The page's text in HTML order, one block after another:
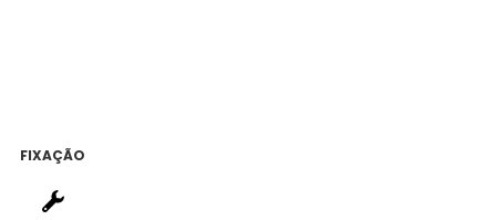
FIXAÇÃO